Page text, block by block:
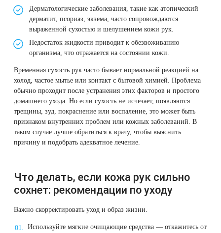
Дерматологические заболевания, такие как атопический
дерматит, псориаз, экзема, часто сопровождаются
выраженной сухостью и шелушением кожи рук.
Недостаток жидкости приводит к обезвоживанию
организма, что отражается на состоянии кожи.
Временная сухость рук часто бывает нормальной реакцией на
холод, частое мытье или контакт с бытовой химией. Проблема
обычно проходит после устранения этих факторов и простого
домашнего ухода. Но если сухость не исчезает, появляются
трещины, зуд, покраснение или воспаление, это может быть
признаком внутренних проблем или кожных заболеваний. В
таком случае лучше обратиться к врачу, чтобы выяснить
причину и подобрать адекватное лечение.
Что делать, если кожа рук сильно
сохнет: рекомендации по уходу
Важно скорректировать уход и образ жизни.
Используйте мягкие очищающие средства — откажитесь от
Омоложение QOOLGLOW
Лазерное лечение ринофимы
Лазерное лечение розацеа
Интимное лазерное омоложение
Лазерная подтяжка кожи на бедрах и коленях
Лазерное омоложение груди
Купить сертификат